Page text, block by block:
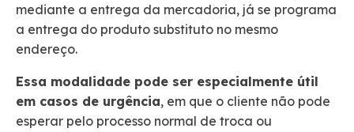
mediante a entrega da mercadoria, já se programa
a entrega do produto substituto no mesmo
endereço.
Essa modalidade pode ser especialmente útil
em casos de urgência, em que o cliente não pode
esperar pelo processo normal de troca ou